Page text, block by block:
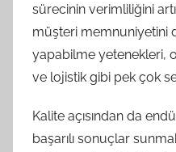
sürecinin verimliliğini
müşteri memnuniyetini
yapabilme yetenekleri,
ve lojistik gibi pek çok
Kalite açısından da
başarılı sonuçlar